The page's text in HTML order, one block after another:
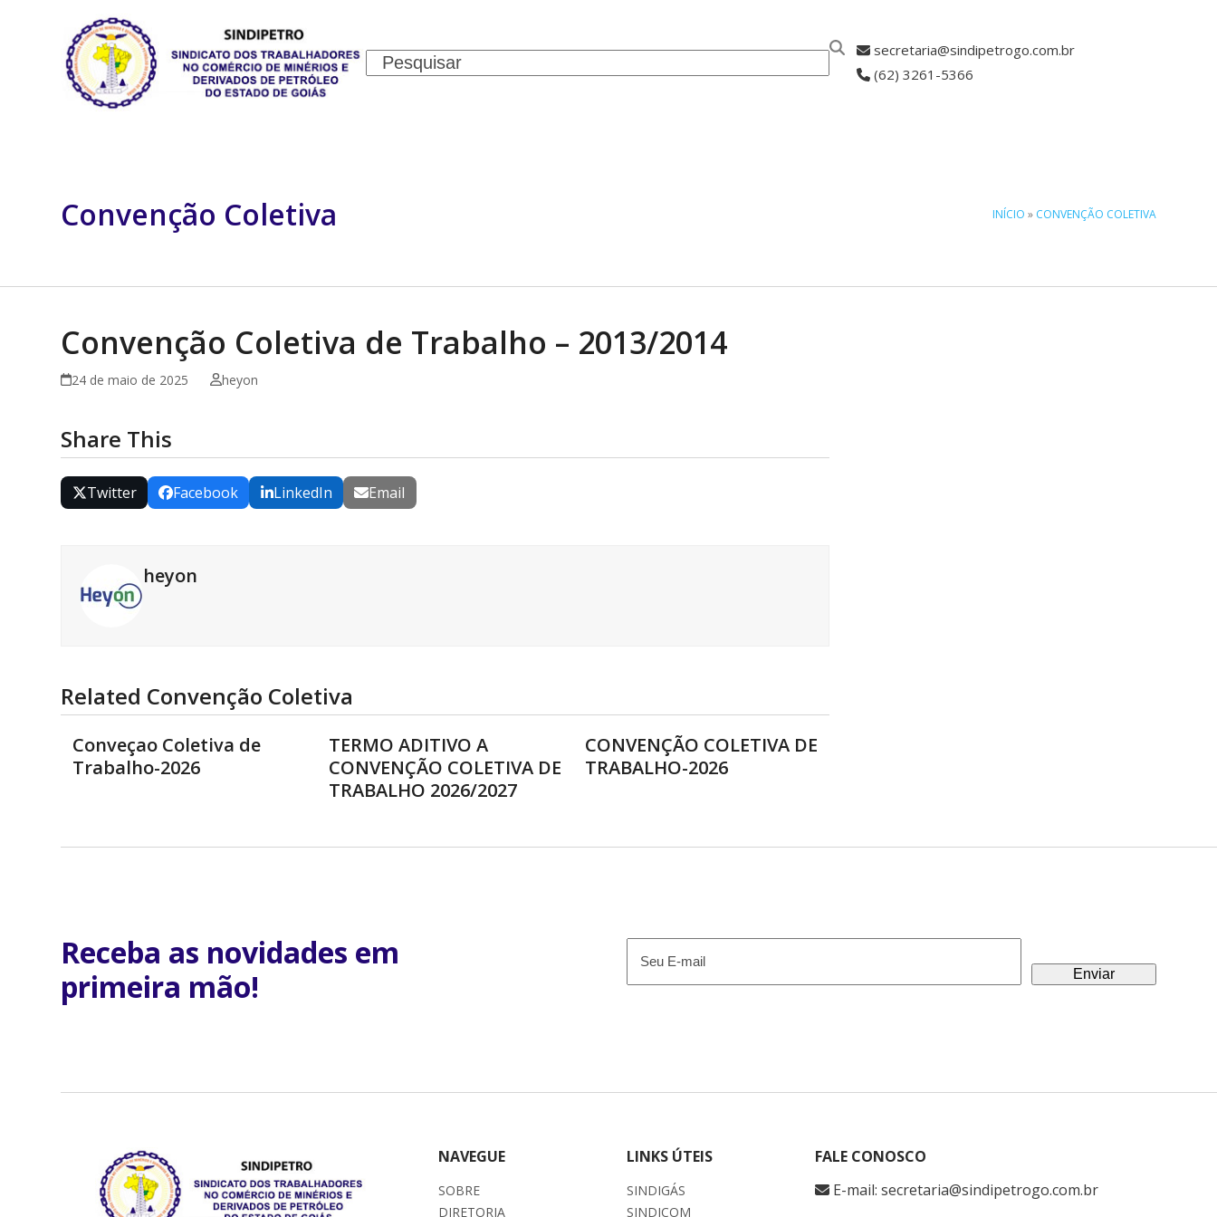
Search
secretaria@sindipetrogo.com.br
(62) 3261-5366
Convenção Coletiva INÍCIO » CONVENÇÃO COLETIVA
Convenção Coletiva de Trabalho – 2013/2014
24 de maio de 2025 heyon
Share This
Twitter Facebook LinkedIn Email
heyon
Related Convenção Coletiva
Conveçao Coletiva de
Trabalho-2026
TERMO ADITIVO A
CONVENÇÃO COLETIVA DE
TRABALHO 2026/2027
CONVENÇÃO COLETIVA DE
TRABALHO-2026
Receba as novidades em
primeira mão!
mail
NAVEGUE
SOBRE
DIRETORIA
LINKS ÚTEIS
SINDIGÁS
SINDICOM
FALE CONOSCO
E-mail: secretaria@sindipetrogo.com.br